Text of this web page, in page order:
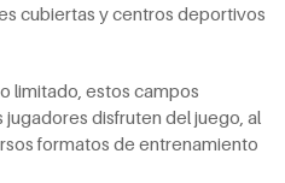
cubiertas y centros deportivos
limitado, estos campos
disfruten del juego, al
formatos de entrenamiento